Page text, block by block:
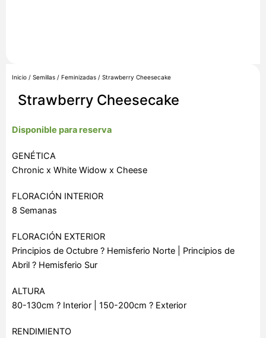
Inicio / Semillas / Feminizadas / Strawberry Cheesecake
Strawberry Cheesecake
Disponible para reserva
GENÉTICA
Chronic x White Widow x Cheese
FLORACIÓN INTERIOR
8 Semanas
FLORACIÓN EXTERIOR
Principios de Octubre ? Hemisferio Norte | Principios de
Abril ? Hemisferio Sur
ALTURA
80-130cm ? Interior | 150-200cm ? Exterior
RENDIMIENTO